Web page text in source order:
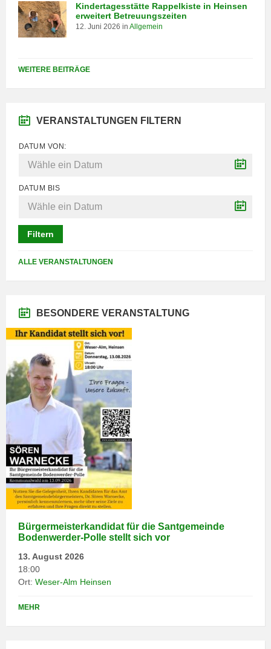
Kindertagesstätte Rappelkiste in Heinsen
erweitert Betreuungszeiten
12. Juni 2026 in Allgemein
WEITERE BEITRÄGE
VERANSTALTUNGEN FILTERN
DATUM VON:
DATUM BIS
Filtern
ALLE VERANSTALTUNGEN
BESONDERE VERANSTALTUNG
Bürgermeisterkandidat für die Santgemeinde
Bodenwerder-Polle stellt sich vor
13. August 2026
18:00
Ort: Weser-Alm Heinsen
MEHR